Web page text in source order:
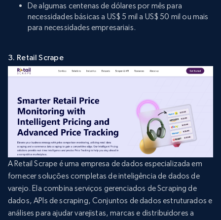
De algumas centenas de dólares por mês para
necessidades básicas a US$ 5 mil a US$ 50 mil ou mais
para necessidades empresariais.
3. Retail Scrape
A Retail Scrape é uma empresa de dados especializada em
fornecer soluções completas de inteligência de dados de
varejo. Ela combina serviços gerenciados de Scraping de
dados, APIs de scraping, Conjuntos de dados estruturados e
análises para ajudar varejistas, marcas e distribuidores a